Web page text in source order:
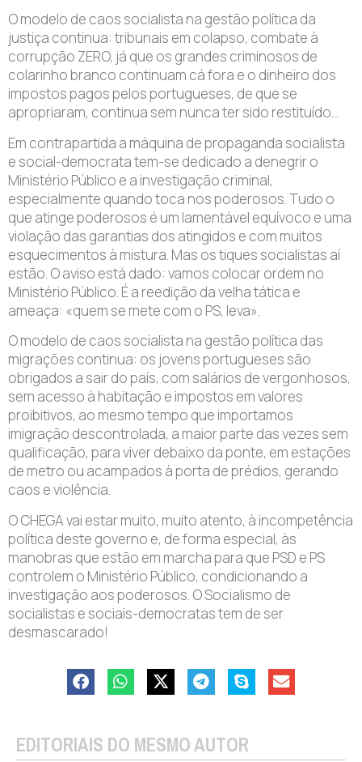
O modelo de caos socialista na gestão política da
justiça continua: tribunais em colapso, combate à
corrupção ZERO, já que os grandes criminosos de
colarinho branco continuam cá fora e o dinheiro dos
impostos pagos pelos portugueses, de que se
apropriaram, continua sem nunca ter sido restituído…
Em contrapartida a máquina de propaganda socialista
e social-democrata tem-se dedicado a denegrir o
Ministério Público e a investigação criminal,
especialmente quando toca nos poderosos. Tudo o
que atinge poderosos é um lamentável equívoco e uma
violação das garantias dos atingidos e com muitos
esquecimentos à mistura. Mas os tiques socialistas aí
estão. O aviso está dado: vamos colocar ordem no
Ministério Público. É a reedição da velha tática e
ameaça: «quem se mete com o PS, leva».
O modelo de caos socialista na gestão política das
migrações continua: os jovens portugueses são
obrigados a sair do país, com salários de vergonhosos,
sem acesso à habitação e impostos em valores
proibitivos, ao mesmo tempo que importamos
imigração descontrolada, a maior parte das vezes sem
qualificação, para viver debaixo da ponte, em estações
de metro ou acampados à porta de prédios, gerando
caos e violência.
O CHEGA vai estar muito, muito atento, à incompetência
política deste governo e, de forma especial, às
manobras que estão em marcha para que PSD e PS
controlem o Ministério Público, condicionando a
investigação aos poderosos. O Socialismo de
socialistas e sociais-democratas tem de ser
desmascarado!
EDITORIAIS DO MESMO AUTOR